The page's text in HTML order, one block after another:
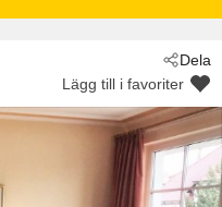
Dela
Lägg till i favoriter